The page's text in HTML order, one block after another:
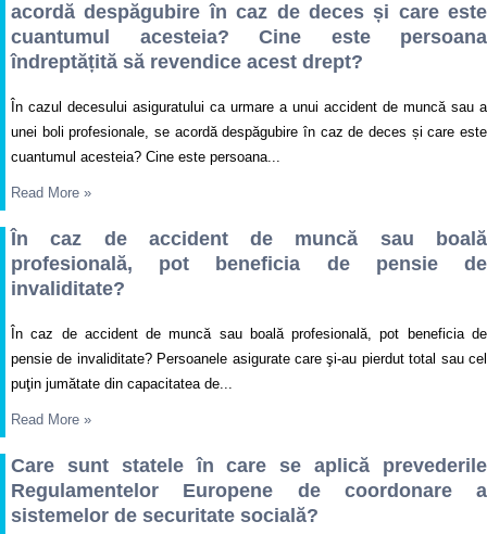
acordă despăgubire în caz de deces și care este
cuantumul acesteia? Cine este persoana
îndreptățită să revendice acest drept?
În cazul decesului asiguratului ca urmare a unui accident de muncă sau a
unei boli profesionale, se acordă despăgubire în caz de deces și care este
cuantumul acesteia? Cine este persoana...
Read More »
În caz de accident de muncă sau boală
profesională, pot beneficia de pensie de
invaliditate?
În caz de accident de muncă sau boală profesională, pot beneficia de
pensie de invaliditate? Persoanele asigurate care şi-au pierdut total sau cel
puţin jumătate din capacitatea de...
Read More »
Care sunt statele în care se aplică prevederile
Regulamentelor Europene de coordonare a
sistemelor de securitate socială?